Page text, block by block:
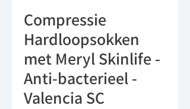
Compressie
Hardloopsokken
met Meryl Skinlife -
Anti-bacterieel -
Valencia SC